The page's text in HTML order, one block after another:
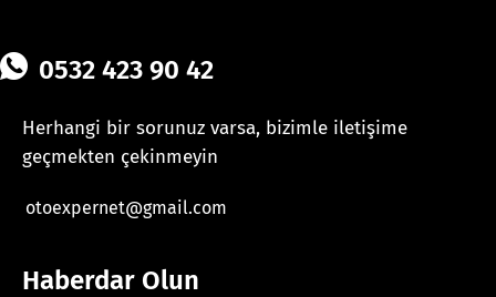
0532 423 90 42
Herhangi bir sorunuz varsa, bizimle iletişime
geçmekten çekinmeyin
otoexpernet@gmail.com
Haberdar Olun